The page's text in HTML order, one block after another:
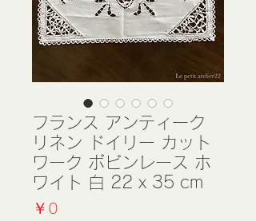
フランス アンティーク
リネン ドイリー カット
ワーク ボビンレース ホ
ワイト 白 22 x 35 cm
￥0